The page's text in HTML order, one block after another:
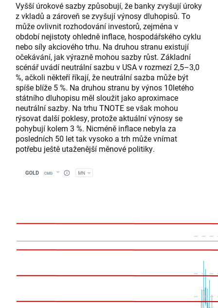
Vyšší úrokové sazby způsobují, že banky zvyšují úroky
z vkladů a zároveň se zvyšují výnosy dluhopisů. To
může ovlivnit rozhodování investorů, zejména v
období nejistoty ohledně inflace, hospodářského cyklu
nebo síly akciového trhu. Na druhou stranu existují
očekávání, jak výrazně mohou sazby růst. Základní
scénář uvádí neutrální sazbu v USA v rozmezí 2,5–3,0
%, ačkoli někteří říkají, že neutrální sazba může být
spíše blíže 5 %. Na druhou stranu by výnos 10letého
státního dluhopisu měl sloužit jako aproximace
neutrální sazby. Na trhu TNOTE se však mohou
rýsovat další poklesy, protože aktuální výnosy se
pohybují kolem 3 %. Nicméně inflace nebyla za
posledních 50 let tak vysoko a trh může vnímat
potřebu ještě utaženější měnové politiky.